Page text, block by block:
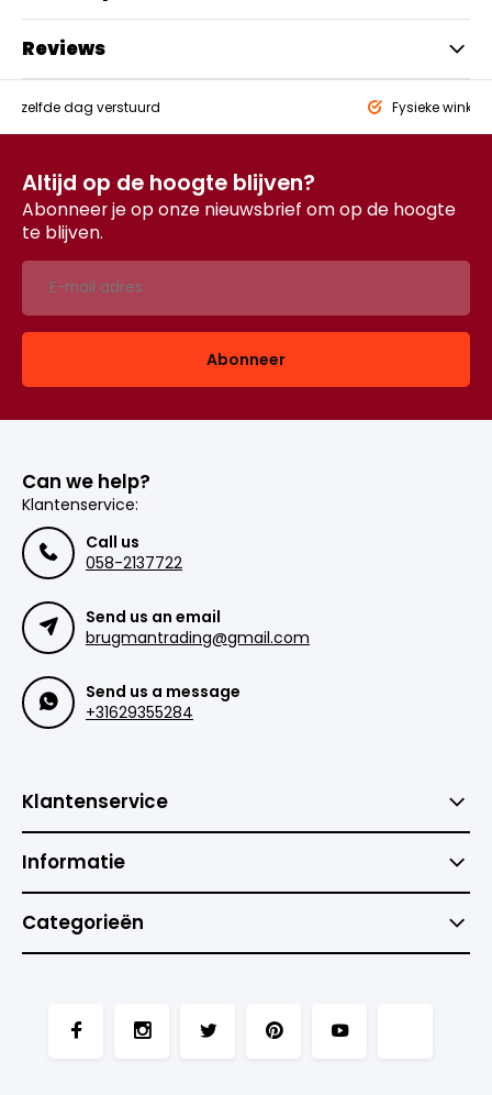
Reviews
zelfde dag verstuurd Fysieke winkel
Altijd op de hoogte blijven?
Abonneer je op onze nieuwsbrief om op de hoogte
te blijven.
Abonneer
Can we help?
Klantenservice:
Call us
058-2137722
Send us an email
brugmantrading@gmail.com
Send us a message
+31629355284
Klantenservice
Informatie
Categorieën